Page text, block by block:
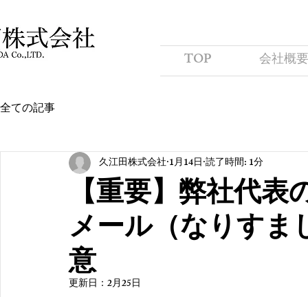
TOP 会社概要
全ての記事
【重要】弊社代
メール（なりすま
意
久江田株式会社 1月14日 読了時間: 1分
更新日： 2月25日